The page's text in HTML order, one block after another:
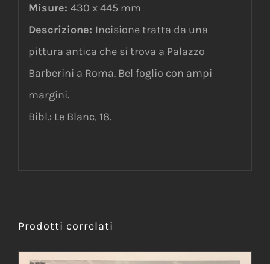
Misure: 430 x 445 mm
Descrizione: Incisione tratta da una
pittura antica che si trova a Palazzo
Barberini a Roma. Bel foglio con ampi
margini.
Bibl.: Le Blanc, 18.
Prodotti correlati